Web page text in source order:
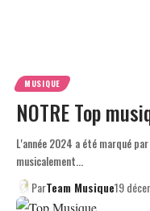
MUSIQUE
NOTRE Top
L'année 2024 a été marqué
musicalement…
ParTeam Musique19